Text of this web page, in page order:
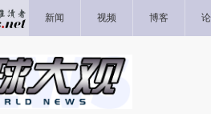
新闻 视频 博客